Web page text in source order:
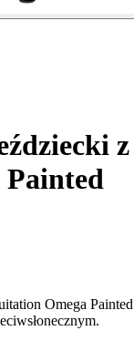
z
Painted
Omega Painted